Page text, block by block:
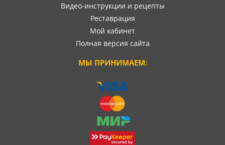
Видео-инструкции и рецепты
Реставрация
Мой кабинет
Полная версия сайта
МЫ ПРИНИМАЕМ: